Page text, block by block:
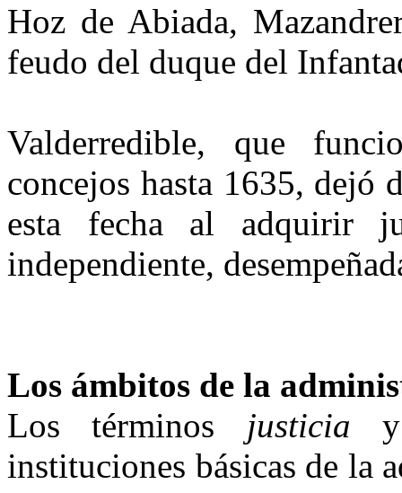
Hoz de Abiada,
feudo del duque del
Valderredible, que
concejos hasta 1635, dejó
esta fecha al adquirir
independiente,
Los ámbitos de la
Los términos justicia y
instituciones básicas de la